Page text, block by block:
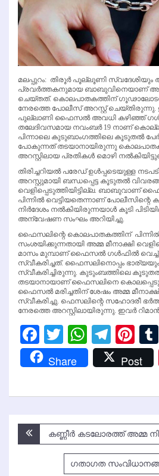
മലപ്പുറം: തിരൂര്‍ പൂല്ലൂണി
പ്രവര്‍ത്തകനുമായ ബാബുവിനെയാണ്
ചെയ്തത്. കൊലപാതകത്തിന് ഗൂഢാലോടന
നേരത്തെ പോലീസ് അറസ്റ്റ് ചെയ്തിരുന്നു.
പുല്ലാണി ഫൈസല്‍ അവധി കഴിഞ്ഞ്
തലേദിവസമായ നവംബര്‍ 19 നാണ്
പിന്നാലെ കുടുബാംഗത്തിലെ കൂടുതല്‍ പേര്‍
പോകുന്നത് തടയാനായിരുന്നു
അറസ്റ്റിലായ പ്രതികള്‍ മൊഴി
തിരിച്ചറിയല്‍ പരേഡ് ഉള്‍പ്പടെയുള്ള
അറസ്റ്റുമായി ബന്ധപ്പെട്ട കൂടുതല്‍
വെളിപ്പെടുത്തിയിട്ടില്ല. ബാബുവാണ്
പിന്നില്‍ വെട്ടിയതെന്നാണ്
നിര്‍ദേശം നല്‍കിയിരുന്നയാള്‍ കൂടി
അന്വേഷണ സംഘം അറിയിച്ചു.
ഫൈസലിന്റെ കൊലപാതകത്തിന്
സംശയിക്കുന്നതായി അമ്മ മീനാക്ഷി
മാസം മുമ്പാണ് ഫൈസല്‍ ഗള്‍ഫില്‍ വെച്ച്
സ്വീകരിച്ചത്. ഫൈസലിനൊപ്പം
സ്വീകരിച്ചിരുന്നു. കുടുംബത്തിലെ
തടയാനായാണ് ഫൈസലിനെ
ഫൈസല്‍ മരിച്ചതിന് ശേഷം അമ്മ
സ്വീകരിച്ചു. ഫെസലിന്റെ സഹോദരീ
നേരത്തെ അറസ്റ്റിലായിരുന്നു. ഇവര്‍
Facebook
Twitter
Share Post
Post
navigation
കണ്ണീര്‍ കടലോരത്ത് അമ്മ
ഗതാഗത